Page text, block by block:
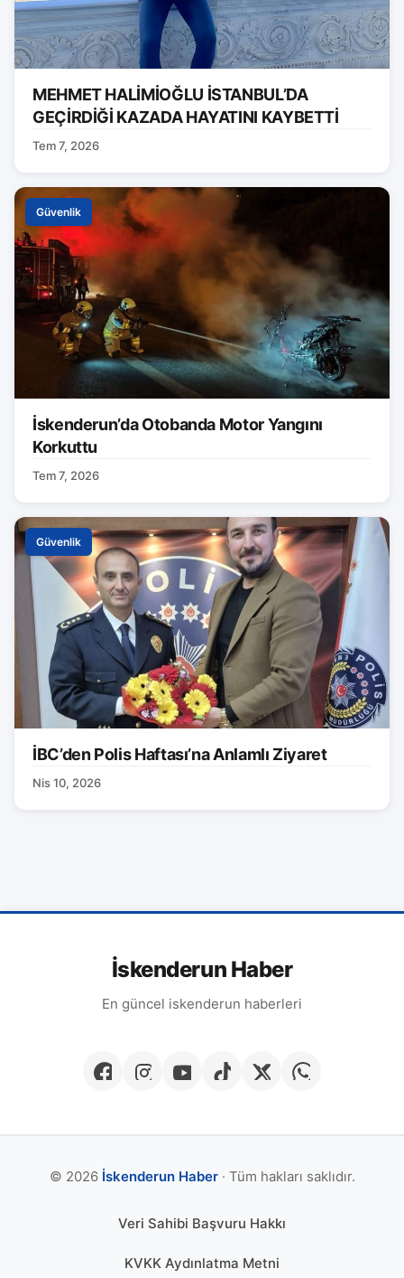
MEHMET HALİMİOĞLU İSTANBUL’DA
GEÇİRDİĞİ KAZADA HAYATINI KAYBETTİ
Tem 7, 2026
Güvenlik
İskenderun’da Otobanda Motor Yangını
Korkuttu
Tem 7, 2026
Güvenlik
İBC’den Polis Haftası’na Anlamlı Ziyaret
Nis 10, 2026
İskenderun Haber
En güncel iskenderun haberleri
© 2026 İskenderun Haber· Tüm hakları saklıdır.
Veri Sahibi Başvuru Hakkı
KVKK Aydınlatma Metni